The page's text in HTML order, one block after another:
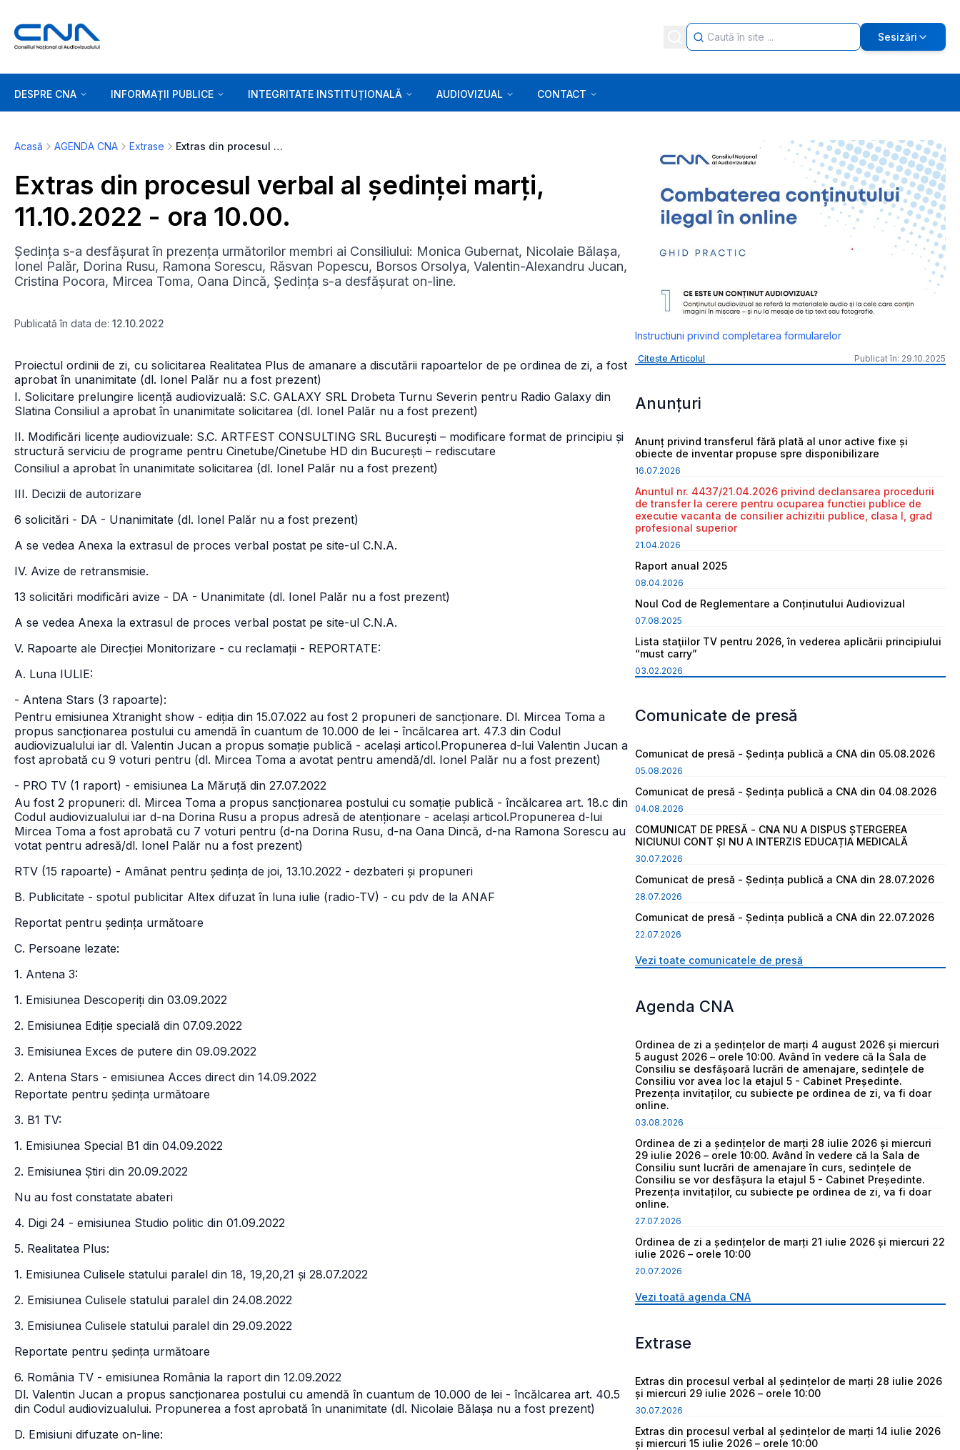
Sesizări
DESPRE CNA INFORMAȚII PUBLICE INTEGRITATE INSTITUȚIONALĂ AUDIOVIZUAL CONTACT
Acasă AGENDA CNA Extrase Extras din procesul verbal al ședinței marți, 11.10.2022 - ora 10.00.
Extras din procesul verbal al ședinței marți,
11.10.2022 - ora 10.00.
Ședința s-a desfășurat în prezența următorilor membri ai Consiliului: Monica Gubernat, Nicolaie Bălașa,
Ionel Palăr, Dorina Rusu, Ramona Sorescu, Răsvan Popescu, Borsos Orsolya, Valentin-Alexandru Jucan,
Cristina Pocora, Mircea Toma, Oana Dincă, Ședința s-a desfășurat on-line.
Publicată în data de: 12.10.2022
Proiectul ordinii de zi, cu solicitarea Realitatea Plus de amanare a discutării rapoartelor de pe ordinea de zi, a fost
aprobat în unanimitate (dl. Ionel Palăr nu a fost prezent)
I. Solicitare prelungire licență audiovizuală: S.C. GALAXY SRL Drobeta Turnu Severin pentru Radio Galaxy din
Slatina Consiliul a aprobat în unanimitate solicitarea (dl. Ionel Palăr nu a fost prezent)
II. Modificări licențe audiovizuale: S.C. ARTFEST CONSULTING SRL București – modificare format de principiu și
structură serviciu de programe pentru Cinetube/Cinetube HD din București – rediscutare
Consiliul a aprobat în unanimitate solicitarea (dl. Ionel Palăr nu a fost prezent)
III. Decizii de autorizare
6 solicitări - DA - Unanimitate (dl. Ionel Palăr nu a fost prezent)
A se vedea Anexa la extrasul de proces verbal postat pe site-ul C.N.A.
IV. Avize de retransmisie.
13 solicitări modificări avize - DA - Unanimitate (dl. Ionel Palăr nu a fost prezent)
A se vedea Anexa la extrasul de proces verbal postat pe site-ul C.N.A.
V. Rapoarte ale Direcției Monitorizare - cu reclamații - REPORTATE:
A. Luna IULIE:
- Antena Stars (3 rapoarte):
Pentru emisiunea Xtranight show - ediția din 15.07.022 au fost 2 propuneri de sancționare. Dl. Mircea Toma a
propus sancționarea postului cu amendă în cuantum de 10.000 de lei - încălcarea art. 47.3 din Codul
audiovizualului iar dl. Valentin Jucan a propus somație publică - același articol.Propunerea d-lui Valentin Jucan a
fost aprobată cu 9 voturi pentru (dl. Mircea Toma a avotat pentru amendă/dl. Ionel Palăr nu a fost prezent)
- PRO TV (1 raport) - emisiunea La Măruță din 27.07.2022
Au fost 2 propuneri: dl. Mircea Toma a propus sancționarea postului cu somație publică - încălcarea art. 18.c din
Codul audiovizualului iar d-na Dorina Rusu a propus adresă de atenționare - același articol.Propunerea d-lui
Mircea Toma a fost aprobată cu 7 voturi pentru (d-na Dorina Rusu, d-na Oana Dincă, d-na Ramona Sorescu au
votat pentru adresă/dl. Ionel Palăr nu a fost prezent)
RTV (15 rapoarte) - Amânat pentru ședința de joi, 13.10.2022 - dezbateri și propuneri
B. Publicitate - spotul publicitar Altex difuzat în luna iulie (radio-TV) - cu pdv de la ANAF
Reportat pentru ședința următoare
C. Persoane lezate:
1. Antena 3:
1. Emisiunea Descoperiți din 03.09.2022
2. Emisiunea Ediție specială din 07.09.2022
3. Emisiunea Exces de putere din 09.09.2022
2. Antena Stars - emisiunea Acces direct din 14.09.2022
Reportate pentru ședința următoare
3. B1 TV:
1. Emisiunea Special B1 din 04.09.2022
2. Emisiunea Știri din 20.09.2022
Nu au fost constatate abateri
4. Digi 24 - emisiunea Studio politic din 01.09.2022
5. Realitatea Plus:
1. Emisiunea Culisele statului paralel din 18, 19,20,21 și 28.07.2022
2. Emisiunea Culisele statului paralel din 24.08.2022
3. Emisiunea Culisele statului paralel din 29.09.2022
Reportate pentru ședința următoare
6. România TV - emisiunea România la raport din 12.09.2022
Dl. Valentin Jucan a propus sancționarea postului cu amendă în cuantum de 10.000 de lei - încălcarea art. 40.5
din Codul audiovizualului. Propunerea a fost aprobată în unanimitate (dl. Nicolaie Bălașa nu a fost prezent)
D. Emisiuni difuzate on-line:
Instructiuni privind completarea formularelor
Citește Articolul Publicat în: 29.10.2025
Anunțuri
Anunț privind transferul fără plată al unor active fixe și
obiecte de inventar propuse spre disponibilizare
16.07.2026
Anuntul nr. 4437/21.04.2026 privind declansarea procedurii
de transfer la cerere pentru ocuparea functiei publice de
executie vacanta de consilier achizitii publice, clasa I, grad
profesional superior
21.04.2026
Raport anual 2025
08.04.2026
Noul Cod de Reglementare a Conținutului Audiovizual
07.08.2025
Lista staţiilor TV pentru 2026, în vederea aplicării principiului
“must carry”
03.02.2026
Comunicate de presă
Comunicat de presă - Ședința publică a CNA din 05.08.2026
05.08.2026
Comunicat de presă - Ședința publică a CNA din 04.08.2026
04.08.2026
COMUNICAT DE PRESĂ - CNA NU A DISPUS ȘTERGEREA
NICIUNUI CONT ȘI NU A INTERZIS EDUCAȚIA MEDICALĂ
30.07.2026
Comunicat de presă - Ședința publică a CNA din 28.07.2026
28.07.2026
Comunicat de presă - Ședința publică a CNA din 22.07.2026
22.07.2026
Vezi toate comunicatele de presă
Agenda CNA
Ordinea de zi a ședințelor de marți 4 august 2026 și miercuri
5 august 2026 – orele 10:00. Având în vedere că la Sala de
Consiliu se desfășoară lucrări de amenajare, sedințele de
Consiliu vor avea loc la etajul 5 - Cabinet Președinte.
Prezența invitaților, cu subiecte pe ordinea de zi, va fi doar
online.
03.08.2026
Ordinea de zi a ședințelor de marți 28 iulie 2026 și miercuri
29 iulie 2026 – orele 10:00. Având în vedere că la Sala de
Consiliu sunt lucrări de amenajare în curs, sedințele de
Consiliu se vor desfășura la etajul 5 - Cabinet Președinte.
Prezența invitaților, cu subiecte pe ordinea de zi, va fi doar
online.
27.07.2026
Ordinea de zi a ședințelor de marți 21 iulie 2026 și miercuri 22
iulie 2026 – orele 10:00
20.07.2026
Vezi toată agenda CNA
Extrase
Extras din procesul verbal al ședințelor de marți 28 iulie 2026
și miercuri 29 iulie 2026 – orele 10:00
30.07.2026
Extras din procesul verbal al ședințelor de marți 14 iulie 2026
și miercuri 15 iulie 2026 – orele 10:00